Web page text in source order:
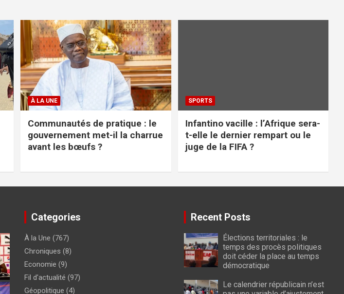
À LA UNE
Communautés de pratique : le
gouvernement met-il la charrue
avant les bœufs ?
SPORTS
Infantino vacille : l’Afrique sera-
t-elle le dernier rempart ou le
juge de la FIFA ?
Categories
À la Une (767)
Chroniques (8)
Economie (9)
Fil d'actualité (97)
Géopolitique (4)
Recent Posts
Élections territoriales : le
temps des procès politiques
doit céder la place au temps
démocratique
Le calendrier républicain n’est